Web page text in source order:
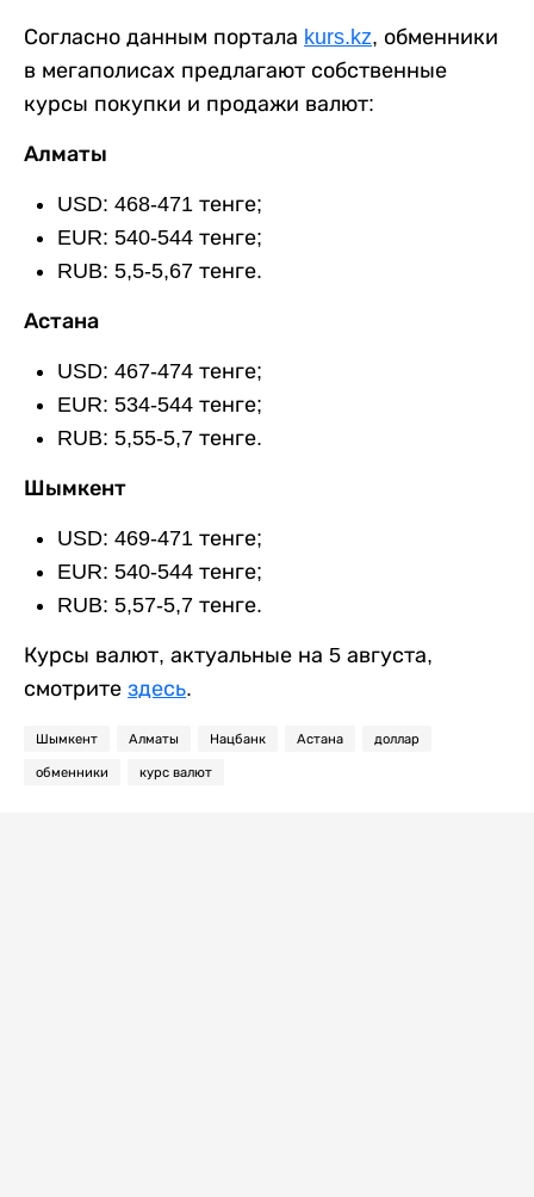
Согласно данным портала kurs.kz, обменники
в мегаполисах предлагают собственные
курсы покупки и продажи валют:
Алматы
USD: 468-471 тенге;
EUR: 540-544 тенге;
RUB: 5,5-5,67 тенге.
Астана
USD: 467-474 тенге;
EUR: 534-544 тенге;
RUB: 5,55-5,7 тенге.
Шымкент
USD: 469-471 тенге;
EUR: 540-544 тенге;
RUB: 5,57-5,7 тенге.
Курсы валют, актуальные на 5 августа,
смотрите здесь.
Шымкент Алматы Нацбанк Астана доллар
обменники курс валют